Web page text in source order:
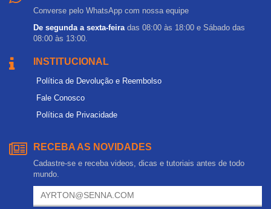
Converse pelo WhatsApp com nossa equipe
De segunda a sexta-feira das 08:00 às 18:00 e Sábado das
08:00 às 13:00.
INSTITUCIONAL
Política de Devolução e Reembolso
Fale Conosco
Política de Privacidade
RECEBA AS NOVIDADES
Cadastre-se e receba videos, dicas e tutoriais antes de todo
mundo.